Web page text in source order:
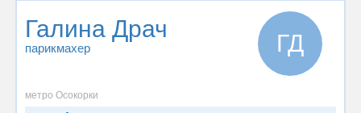
Галина Драч
парикмахер ГД
метро Осокорки